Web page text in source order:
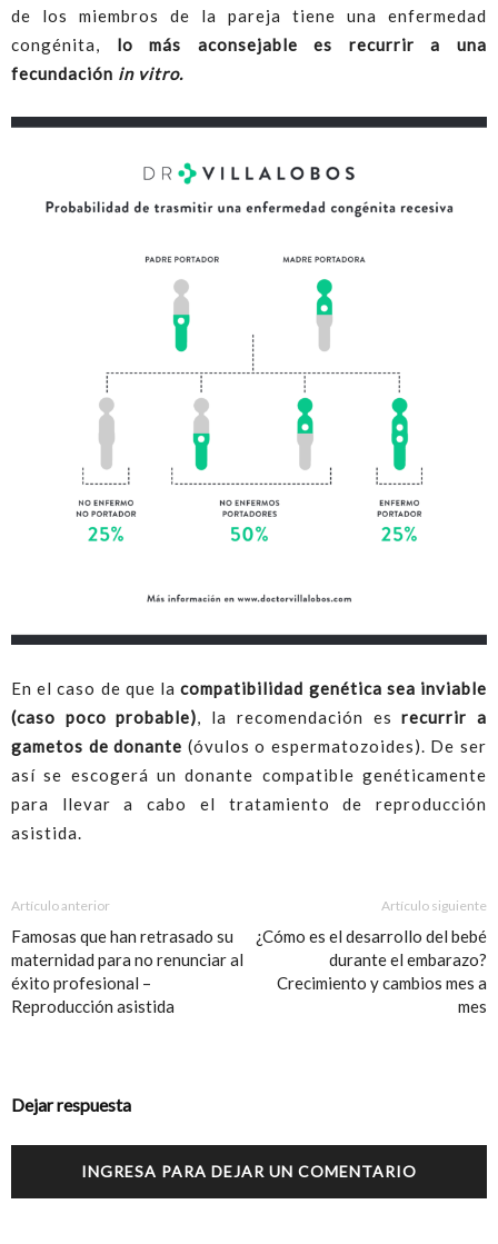
de los miembros de la pareja tiene una enfermedad
congénita, lo más aconsejable es recurrir a una
fecundación in vitro.
En el caso de que lacompatibilidad genética sea inviable
(caso poco probable), la recomendación esrecurrir a
gametos de donante (óvulos o espermatozoides). De ser
así se escogerá un donante compatible genéticamente
para llevar a cabo el tratamiento de reproducción
asistida.
Artículo anterior
Famosas que han retrasado su
maternidad para no renunciar al
éxito profesional –
Reproducción asistida
Artículo siguiente
¿Cómo es el desarrollo del bebé
durante el embarazo?
Crecimiento y cambios mes a
mes
Dejar respuesta
INGRESA PARA DEJAR UN COMENTARIO